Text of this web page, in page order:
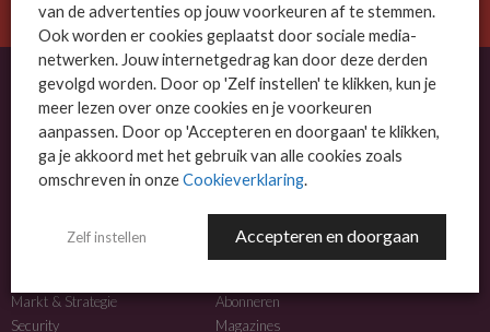
OVER MSP BUSINESS
MSP Business is het kennisplatform voor IT-dienstverleners met MKB-focus.
NIEUWS
Markt & Strategie
Security
MEER INFO
Abonneren
Magazines
van de advertenties op jouw voorkeuren af te stemmen.
Ook worden er cookies geplaatst door sociale media-
netwerken. Jouw internetgedrag kan door deze derden
gevolgd worden. Door op 'Zelf instellen' te klikken, kun je
meer lezen over onze cookies en je voorkeuren
aanpassen. Door op 'Accepteren en doorgaan' te klikken,
ga je akkoord met het gebruik van alle cookies zoals
omschreven in onzeCookieverklaring.
Zelf instellen Accepteren en doorgaan